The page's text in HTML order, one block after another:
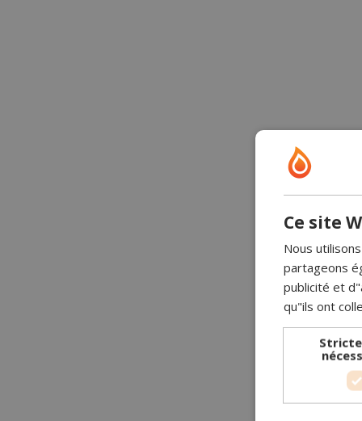
Ce site
Nous
partageons
publicité et
qu"ils ont